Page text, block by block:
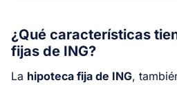
¿Qué características
fijas de ING?
La hipoteca fija de ING,